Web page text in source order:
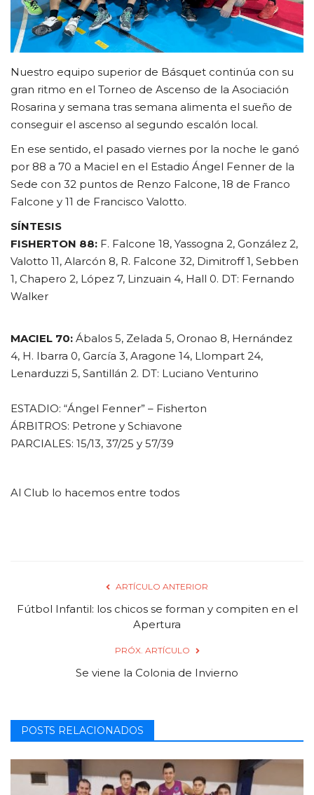
Contacto
Nuestro equipo superior de Básquet continúa con su
gran ritmo en el Torneo de Ascenso de la Asociación
Rosarina y semana tras semana alimenta el sueño de
conseguir el ascenso al segundo escalón local.
En ese sentido, el pasado viernes por la noche le ganó
por 88 a 70 a Maciel en el Estadio Ángel Fenner de la
Sede con 32 puntos de Renzo Falcone, 18 de Franco
Falcone y 11 de Francisco Valotto.
SÍNTESIS
FISHERTON 88: F. Falcone 18, Yassogna 2, González 2,
Valotto 11, Alarcón 8, R. Falcone 32, Dimitroff 1, Sebben
1, Chapero 2, López 7, Linzuain 4, Hall 0. DT: Fernando
Walker
MACIEL 70: Ábalos 5, Zelada 5, Oronao 8, Hernández
4, H. Ibarra 0, García 3, Aragone 14, Llompart 24,
Lenarduzzi 5, Santillán 2. DT: Luciano Venturino
ESTADIO: “Ángel Fenner” – Fisherton
ÁRBITROS: Petrone y Schiavone
PARCIALES: 15/13, 37/25 y 57/39
Al Club lo hacemos entre todos
ARTÍCULO ANTERIOR
Fútbol Infantil: los chicos se forman y compiten en el
Apertura
PRÓX. ARTÍCULO
Se viene la Colonia de Invierno
POSTS RELACIONADOS